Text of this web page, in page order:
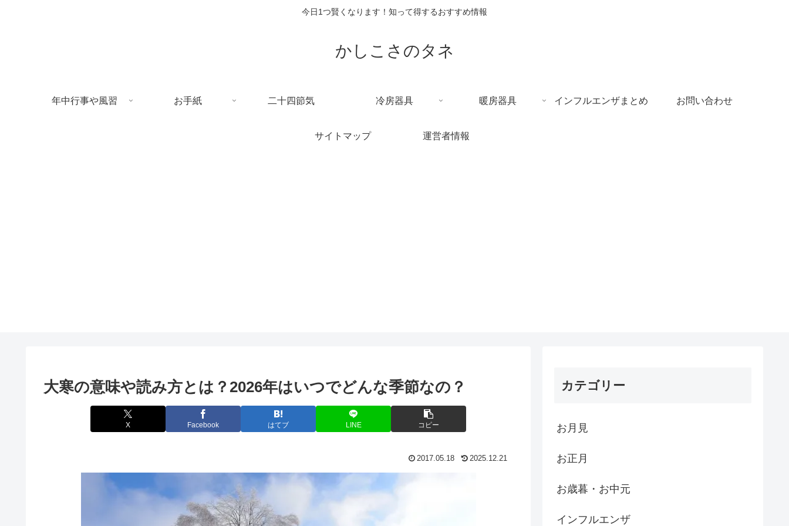
今日1つ賢くなります！知って得するおすすめ情報
かしこさのタネ
年中行事や風習 お手紙 二十四節気 冷房器具 暖房器具 インフルエンザまとめ お問い合わせ
サイトマップ 運営者情報
大寒の意味や読み方とは？2026年はいつでどんな季節なの？
X Facebook はてブ LINE コピー
2017.05.18 2025.12.21
カテゴリー
お月見
お正月
お歳暮・お中元
インフルエンザ